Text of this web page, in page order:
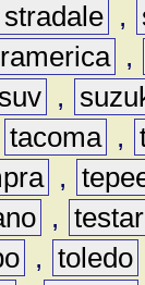
stradale ,
,
suv ,
tacoma ,
,
,
, toledo